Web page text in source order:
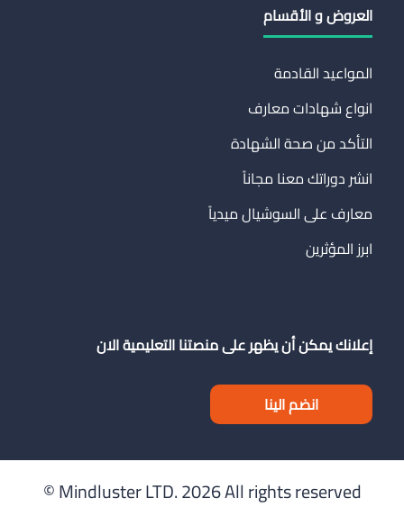
العروض و الأقسام
المواعيد القادمة
انواع شهادات معارف
التأكد من صحة الشهادة
انشر دوراتك معنا مجاناً
معارف على السوشيال ميدياً
ابرز المؤثرين
إعلانك يمكن أن يظهر على منصتنا التعليمية الان
انضم الينا
Mindluster LTD.2026 All rights reserved ©